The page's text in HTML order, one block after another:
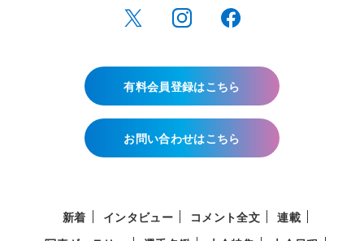
有料会員登録はこちら
お問い合わせはこちら
新着 インタビュー コメント全文
連載